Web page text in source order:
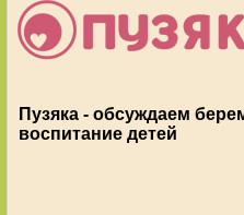
Пузяка - обсуждаем
воспитание детей